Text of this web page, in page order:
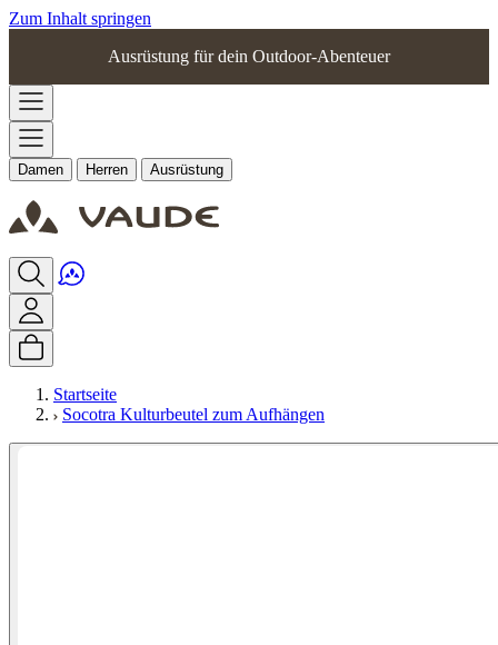
Zum Inhalt springen
Ausrüstung für dein Outdoor-Abenteuer
Damen Herren Ausrüstung
Startseite
Socotra Kulturbeutel zum Aufhängen